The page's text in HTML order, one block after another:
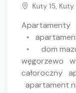
Kuty 15, Kuty
Apartamenty
dom
węgorzewo
całoroczny
apartament